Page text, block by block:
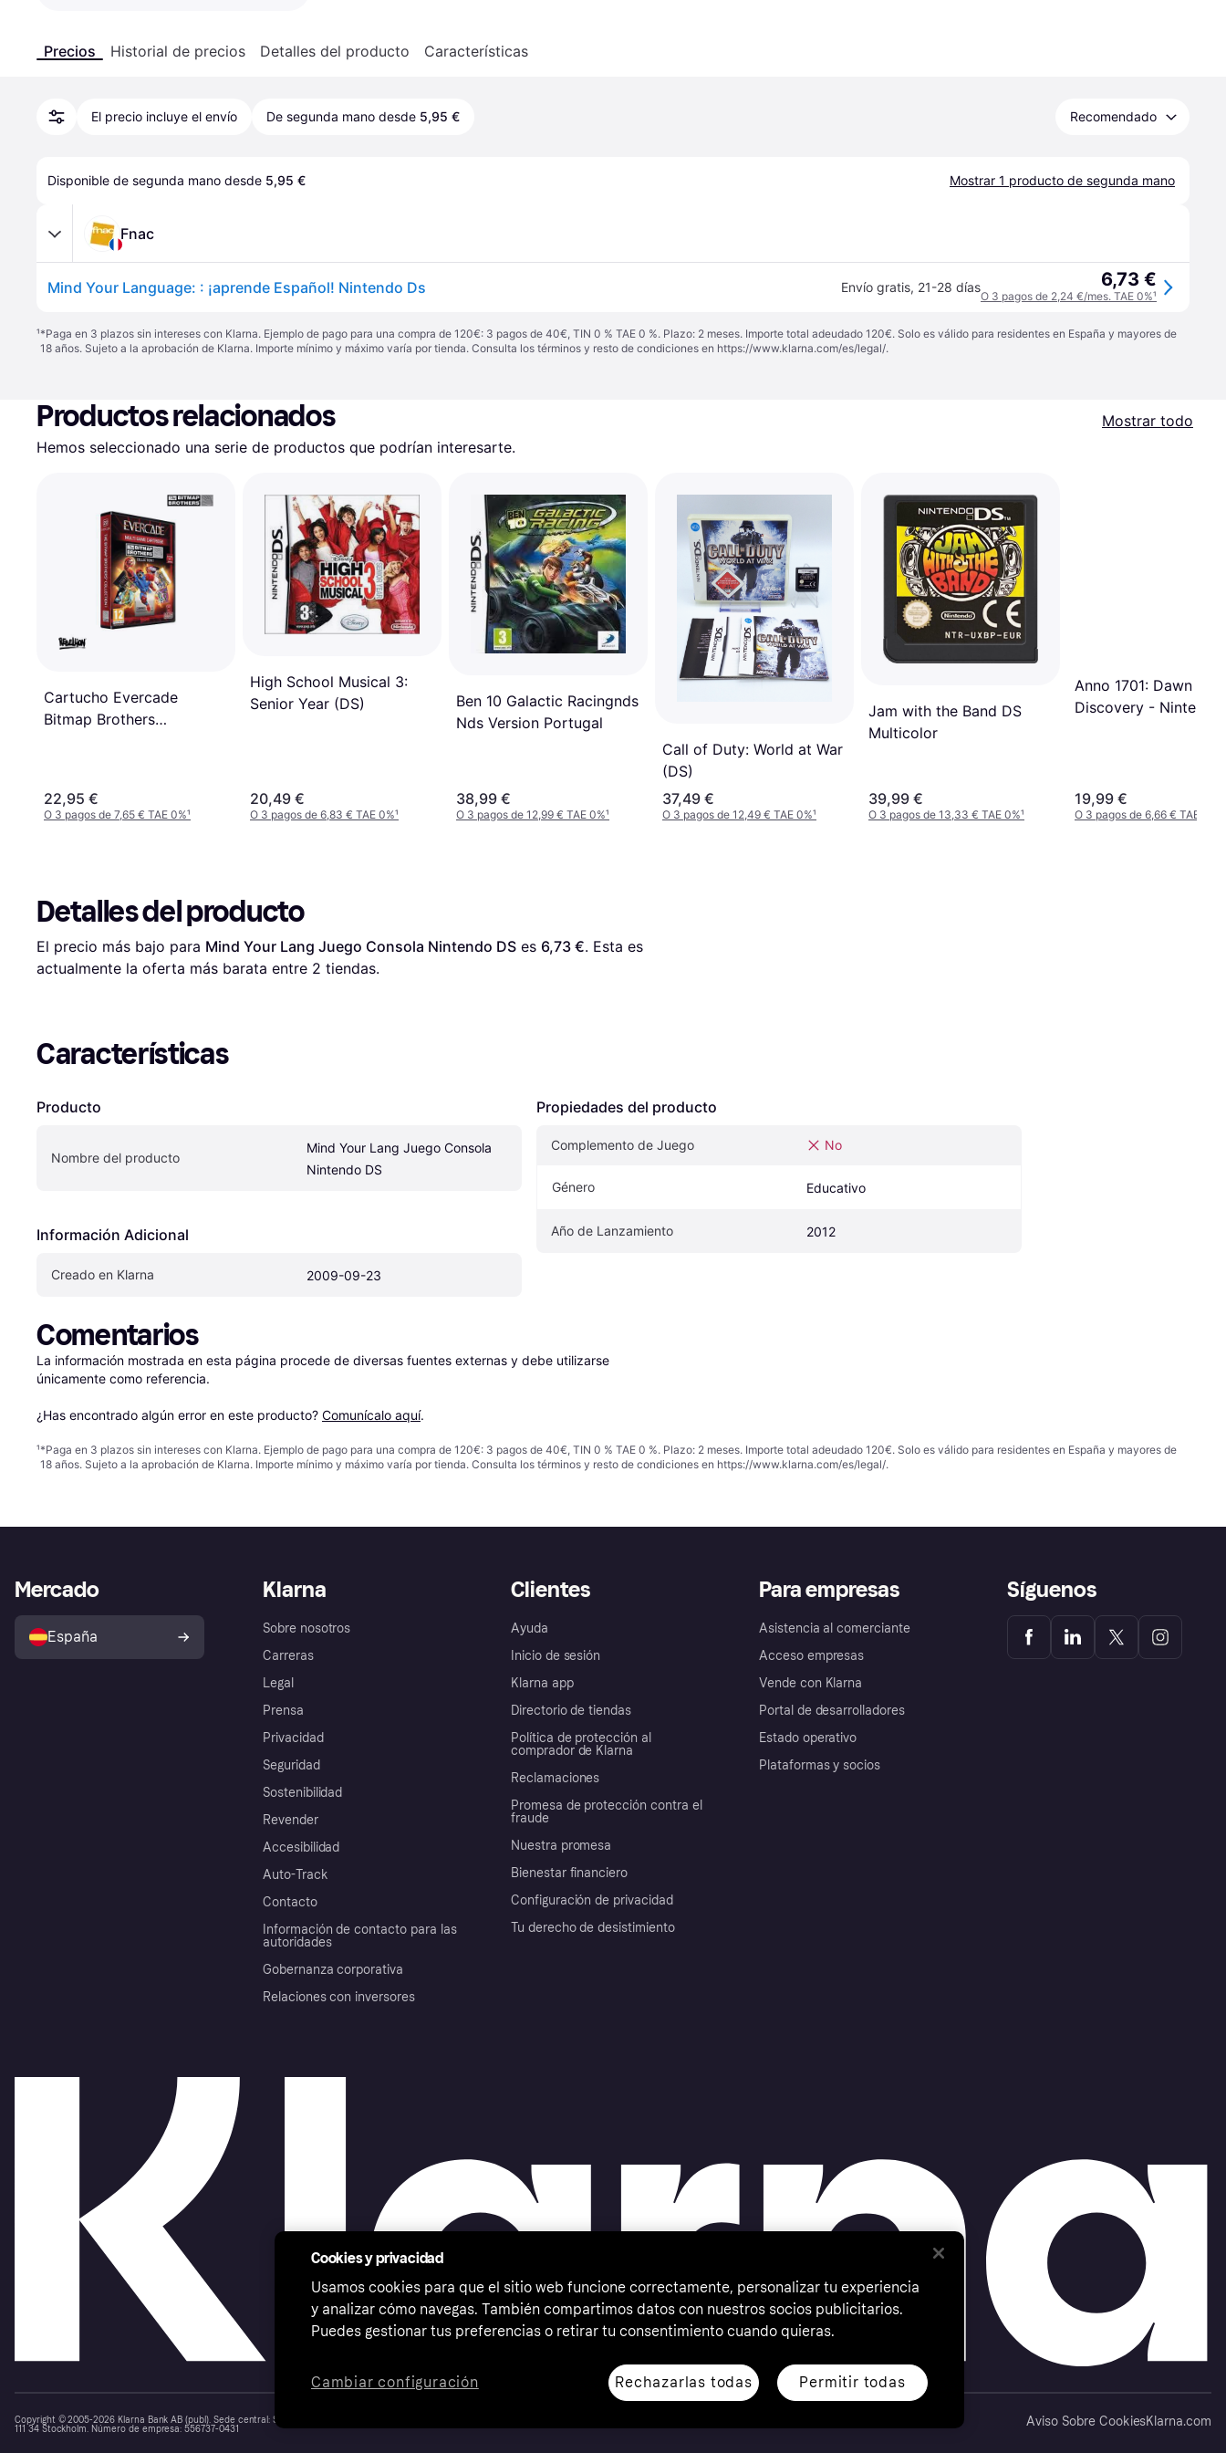
Precios Historial de precios Detalles del producto Características
El precio incluye el envío De segunda mano desde 5,95 € Recomendado
Disponible de segunda mano desde 5,95 € Mostrar 1 producto de segunda mano
Fnac
Mind Your Language: : ¡aprende Español! Nintendo Ds Envío gratis, 21-28 días 6,73 €
O 3 pagos de 2,24 €/mes. TAE 0%¹
¹*Paga en 3 plazos sin intereses con Klarna. Ejemplo de pago para una compra de 120€: 3 pagos de 40€, TIN 0 % TAE 0 %. Plazo: 2 meses. Importe total adeudado 120€. Solo es válido para residentes en España y mayores de
18 años. Sujeto a la aprobación de Klarna. Importe mínimo y máximo varía por tienda. Consulta los términos y resto de condiciones en https://www.klarna.com/es/legal/.
Productos relacionados
Mostrar todo
Hemos seleccionado una serie de productos que podrían interesarte.
Cartucho Evercade
Bitmap Brothers
22,95 €
O 3 pagos de 7,65 € TAE 0%¹
High School Musical 3:
Senior Year (DS)
20,49 €
O 3 pagos de 6,83 € TAE 0%¹
Ben 10 Galactic Racingnds
Nds Version Portugal
38,99 €
O 3 pagos de 12,99 € TAE 0%¹
Call of Duty: World at War
(DS)
37,49 €
O 3 pagos de 12,49 € TAE 0%¹
Jam with the Band DS
Multicolor
39,99 €
O 3 pagos de 13,33 € TAE 0%¹
Anno 1701: Dawn of
Discovery - Nintendo
19,99 €
O 3 pagos de 6,66 € TAE 0%
Detalles del producto
El precio más bajo para Mind Your Lang Juego Consola Nintendo DS es 6,73 €. Esta es
actualmente la oferta más barata entre 2 tiendas.
Características
Producto
Nombre del producto
Mind Your Lang Juego Consola
Nintendo DS
Información Adicional
Creado en Klarna 2009-09-23
Propiedades del producto
Complemento de Juego No
Género Educativo
Año de Lanzamiento 2012
Comentarios
La información mostrada en esta página procede de diversas fuentes externas y debe utilizarse
únicamente como referencia.
¿Has encontrado algún error en este producto? Comunícalo aquí.
¹*Paga en 3 plazos sin intereses con Klarna. Ejemplo de pago para una compra de 120€: 3 pagos de 40€, TIN 0 % TAE 0 %. Plazo: 2 meses. Importe total adeudado 120€. Solo es válido para residentes en España y mayores de
18 años. Sujeto a la aprobación de Klarna. Importe mínimo y máximo varía por tienda. Consulta los términos y resto de condiciones en https://www.klarna.com/es/legal/.
Klarna
Sobre nosotros
Carreras
Legal
Prensa
Privacidad
Seguridad
Sostenibilidad
Revender
Accesibilidad
Auto-Track
Contacto
Información de contacto para las
autoridades
Gobernanza corporativa
Relaciones con inversores
Clientes
Ayuda
Inicio de sesión
Klarna app
Directorio de tiendas
Política de protección al
comprador de Klarna
Reclamaciones
Promesa de protección contra el
fraude
Nuestra promesa
Bienestar financiero
Configuración de privacidad
Tu derecho de desistimiento
Para empresas
Asistencia al comerciante
Acceso empresas
Vende con Klarna
Portal de desarrolladores
Estado operativo
Plataformas y socios
Mercado
España
Síguenos
Copyright © 2005-2026 Klarna Bank AB (publ). Sede central: Stockholm, Sweden. Todos los derechos reservados. Klarna Bank AB (publ). Sveavägen 46,
111 34 Stockholm. Número de empresa: 556737-0431
Aviso Sobre CookiesKlarna.com
Cookies y privacidad
Usamos cookies para que el sitio web funcione correctamente, personalizar tu experiencia
y analizar cómo navegas. También compartimos datos con nuestros socios publicitarios.
Puedes gestionar tus preferencias o retirar tu consentimiento cuando quieras.
Rechazarlas todas Permitir todas
Cambiar configuración